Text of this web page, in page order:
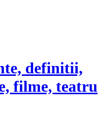
definitii,
filme, teatru